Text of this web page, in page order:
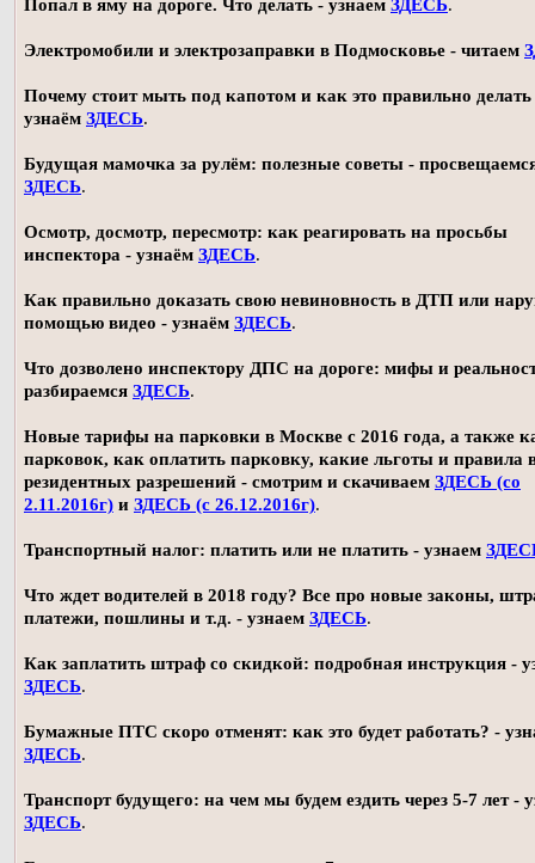
Попал в яму на дороге. Что делать - узнаем ЗДЕСЬ.
Электромобили и электрозаправки в Подмосковье - читаем
Почему стоит мыть под капотом и как это правильно делать
узнаём ЗДЕСЬ.
Будущая мамочка за рулём: полезные советы -
ЗДЕСЬ.
Осмотр, досмотр, пересмотр: как реагировать на просьбы
инспектора - узнаём ЗДЕСЬ.
Как правильно доказать свою невиновность в ДТП или
помощью видео - узнаём ЗДЕСЬ.
Что дозволено инспектору ДПС на дороге: мифы и
разбираемся ЗДЕСЬ.
Новые тарифы на парковки в Москве с 2016 года, а также
парковок, как оплатить парковку, какие льготы и правила
резидентных разрешений - смотрим и скачиваем ЗДЕСЬ (со
2.11.2016г) и ЗДЕСЬ (с 26.12.2016г).
Транспортный налог: платить или не платить - узнаем
Что ждет водителей в 2018 году? Все про новые законы,
платежи, пошлины и т.д. - узнаем ЗДЕСЬ.
Как заплатить штраф со скидкой: подробная инструкция -
ЗДЕСЬ.
Бумажные ПТС скоро отменят: как это будет работать? -
ЗДЕСЬ.
Транспорт будущего: на чем мы будем ездить через 5-7 лет -
ЗДЕСЬ.